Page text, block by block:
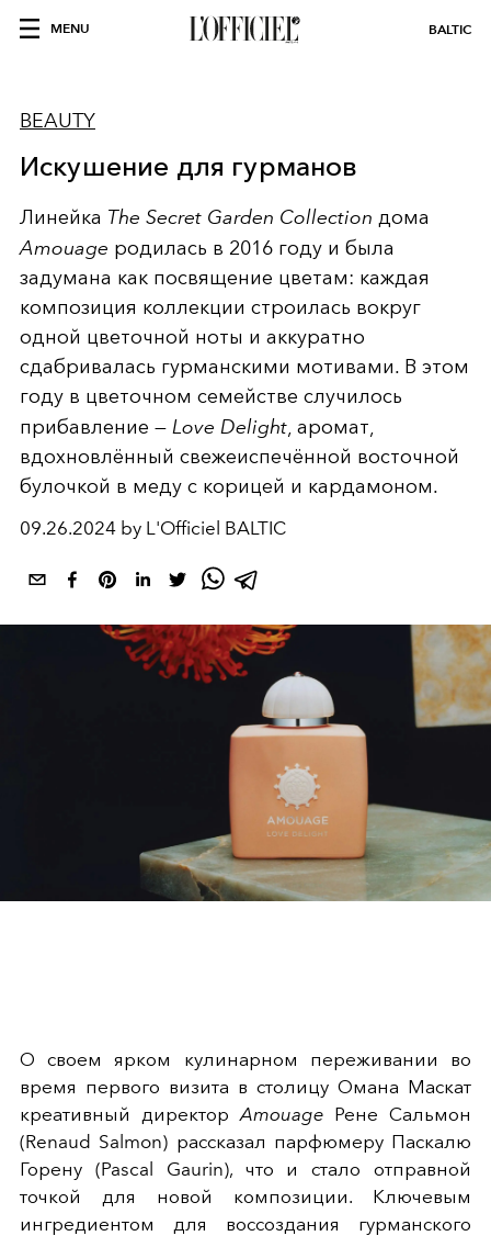
MENU BALTIC
BEAUTY
Искушение для гурманов
Линейка The Secret Garden Collection дома
Amouage родилась в 2016 году и была
задумана как посвящение цветам: каждая
композиция коллекции строилась вокруг
одной цветочной ноты и аккуратно
сдабривалась гурманскими мотивами. В этом
году в цветочном семействе случилось
прибавление — Love Delight, аромат,
вдохновлённый свежеиспечённой восточной
булочкой в меду с корицей и кардамоном.
09.26.2024 by L'Officiel BALTIC
О своем ярком кулинарном переживании во
время первого визита в столицу Омана Маскат
креативный директорAmouage Рене Сальмон
(Renaud Salmon) рассказал парфюмеру Паскалю
Горену (Pascal Gaurin), что и стало отправной
точкой для новой композиции. Ключевым
ингредиентом для воссоздания гурманского